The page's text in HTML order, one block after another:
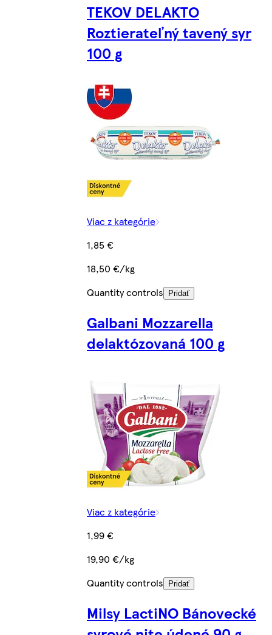
TEKOV DELAKTO
Roztierateľný tavený syr
100 g
Viac z kategórie
1,85 €
18,50 €/kg
Quantity controls
Pridať
Galbani Mozzarella
delaktózovaná 100 g
Viac z kategórie
1,99 €
19,90 €/kg
Quantity controls
Pridať
Milsy LactiNO Bánovecké